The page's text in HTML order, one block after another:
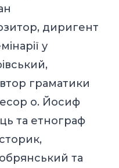
диригент
у
граматики
о. Йосиф
та етнограф
та